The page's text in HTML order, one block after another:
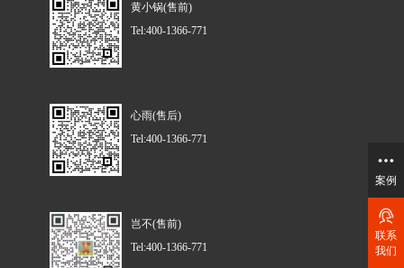
黄小锅(售前)
Tel:400-1366-771
心雨(售后)
Tel:400-1366-771
岂不(售前)
Tel:400-1366-771
案例
联系
我们